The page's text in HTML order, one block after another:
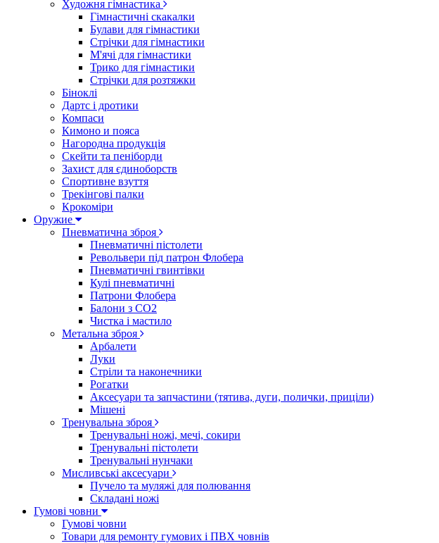
Художня гімнастика
Гімнастичні скакалки
Булави для гімнастики
Стрічки для гімнастики
М'ячі для гімнастики
Трико для гімнастики
Стрічки для розтяжки
Біноклі
Дартс і дротики
Компаси
Кимоно и пояса
Нагородна продукція
Скейти та пеніборди
Захист для єдиноборств
Спортивне взуття
Трекінгові палки
Крокоміри
Оружие
Пневматична зброя
Пневматичні пістолети
Револьвери під патрон Флобера
Пневматичні гвинтівки
Кулі пневматичні
Патрони Флобера
Балони з CO2
Чистка і мастило
Метальна зброя
Арбалети
Луки
Стріли та наконечники
Рогатки
Аксесуари та запчастини (тятива, дуги, полички, приціли)
Мішені
Тренувальна зброя
Тренувальні ножі, мечі, сокири
Тренувальні пістолети
Тренувальні нунчаки
Мисливські аксесуари
Пучело та муляжі для полювання
Складані ножі
Гумові човни
Гумові човни
Товари для ремонту гумових і ПВХ човнів